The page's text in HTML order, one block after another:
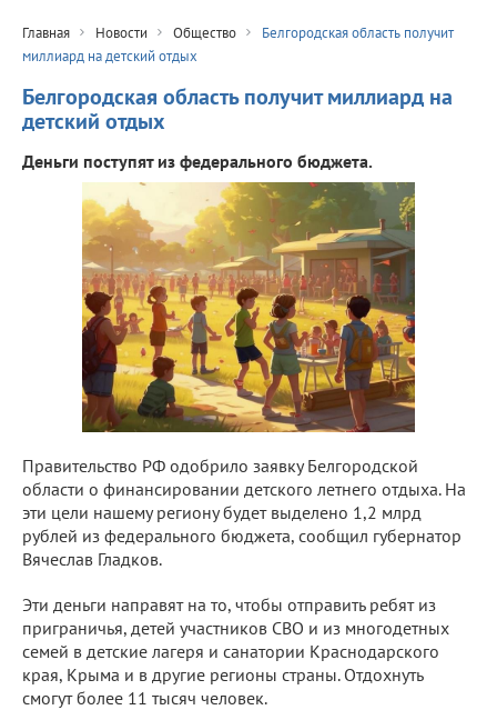
Главная Новости Общество
Белгородская область получит
миллиард на детский отдых
Белгородская область получит миллиард на
детский отдых
Деньги поступят из федерального бюджета.
Правительство РФ одобрило заявку Белгородской
области о финансировании детского летнего отдыха. На
эти цели нашему региону будет выделено 1,2 млрд
рублей из федерального бюджета, сообщил губернатор
Вячеслав Гладков.
Эти деньги направят на то, чтобы отправить ребят из
приграничья, детей участников СВО и из многодетных
семей в детские лагеря и санатории Краснодарского
края, Крыма и в другие регионы страны. Отдохнуть
смогут более 11 тысяч человек.